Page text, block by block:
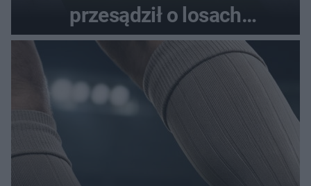
przesądził o losach
spotkania?